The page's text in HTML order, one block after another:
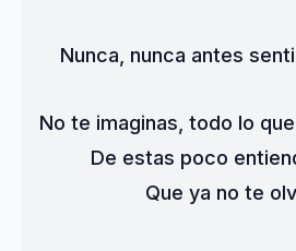
Nunca, nunca antes
No te imaginas, todo lo
De estas poco
Que ya no te